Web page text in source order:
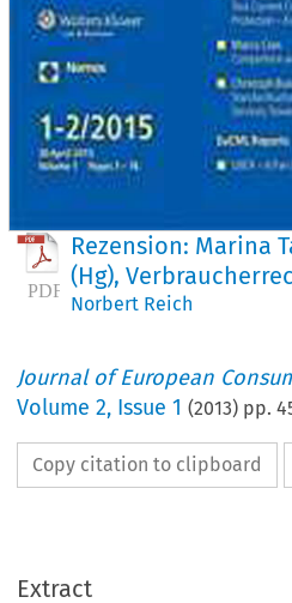
Rezension: Marina
(Hg),
Norbert Reich
Journal of European
Volume2, Issue 1 (2013) pp.
Copy citation to clipboard
Extract
für Europäisches Unternehmens- und Verbraucherrecht
Marina Tamm/Klaus